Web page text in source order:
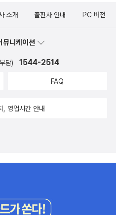
소개 출판사 안내 PC 버전
뮤니케이션
담) 1544-2514
FAQ
, 영업시간 안내